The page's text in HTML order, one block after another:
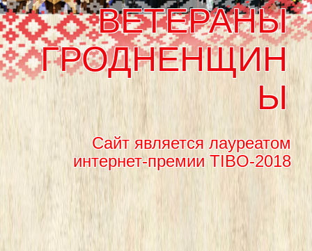
ВЕТЕРАНЫ
ГРОДНЕНЩИН
Ы
Сайт является лауреатом
интернет-премии TIBO-2018